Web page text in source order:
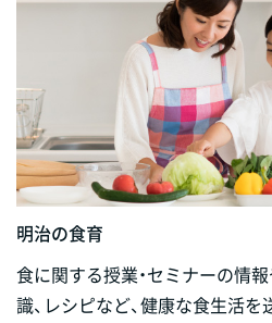
明治の食育
食に関する授業・セミナーの情
識、レシピなど、健康な食生活